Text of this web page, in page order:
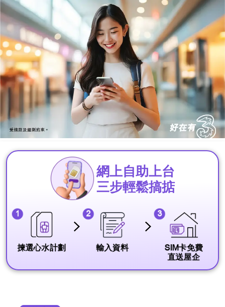
網上自助上台
三步輕鬆搞掂
1
揀選心水計劃
2
輸入資料
3
SIM卡免費
直送屋企